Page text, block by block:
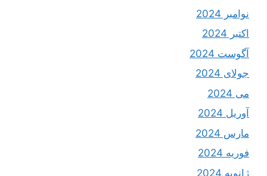
نوامبر 2024
اکتبر 2024
آگوست 2024
جولای 2024
می 2024
آوریل 2024
مارس 2024
فوریه 2024
ژانویه 2024